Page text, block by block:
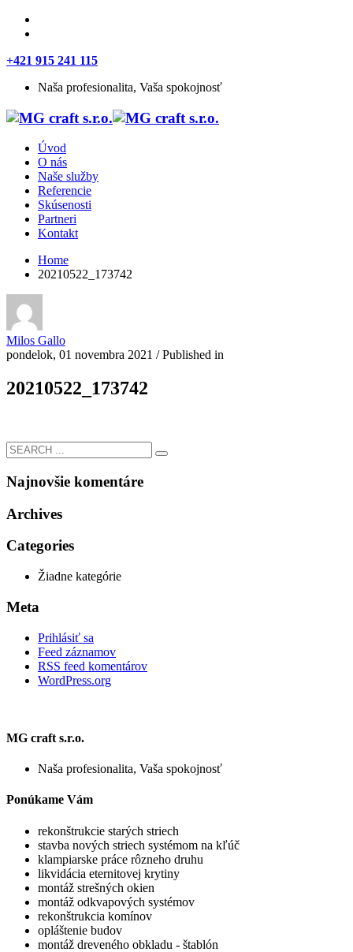
+421 915 241 115
Naša profesionalita, Vaša spokojnosť
Úvod
O nás
Naše služby
Referencie
Skúsenosti
Partneri
Kontakt
Home
20210522_173742
Milos Gallo
pondelok, 01 novembra 2021 /Published in
20210522_173742
Najnovšie komentáre
Archives
Categories
Žiadne kategórie
Meta
Prihlásiť sa
Feed záznamov
RSS feed komentárov
WordPress.org
MG craft s.r.o.
Naša profesionalita, Vaša spokojnosť
Ponúkame Vám
rekonštrukcie starých striech
stavba nových striech systémom na kľúč
klampiarske práce rôzneho druhu
likvidácia eternitovej krytiny
montáž strešných okien
montáž odkvapových systémov
rekonštrukcia komínov
opláštenie budov
montáž dreveného obkladu - štablón